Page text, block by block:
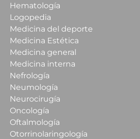
Hematología
Logopedia
Medicina del deporte
Medicina Estética
Medicina general
Medicina interna
Nefrología
Neumología
Neurocirugía
Oncología
Oftalmología
Otorrinolaringología